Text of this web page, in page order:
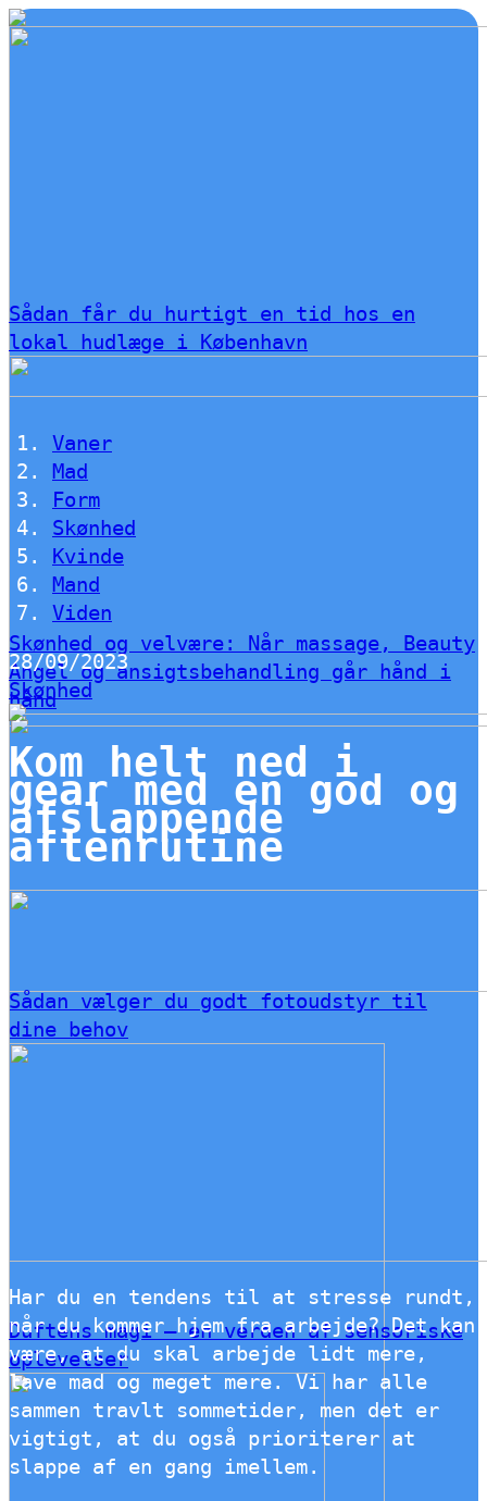
Sådan får du hurtigt en tid hos en
lokal hudlæge i København
Skønhed og velvære: Når massage, Beauty
Angel og ansigtsbehandling går hånd i
hånd
Sådan vælger du godt fotoudstyr til
dine behov
Duftens magi – en verden af sensoriske
oplevelser
Vaner
Mad
Form
Skønhed
Kvinde
Mand
Viden
28/09/2023
Skønhed
Kom helt ned i
gear med en god og
afslappende
aftenrutine
Har du en tendens til at stresse rundt,
når du kommer hjem fra arbejde? Det kan
være, at du skal arbejde lidt mere,
lave mad og meget mere. Vi har alle
sammen travlt sommetider, men det er
vigtigt, at du også prioriterer at
slappe af en gang imellem.